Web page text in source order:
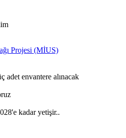
Projesi (MİUS)
adet envantere alınacak
kadar yetişir..